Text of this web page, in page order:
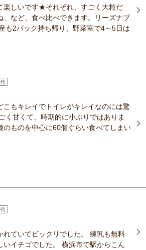
楽しいです★それぞれ、すごく大粒だ
、など、食べ比べできます。リーズナブ
も2パック持ち帰り、野菜室で4～5日は
こもキレイでトイレがキレイなのには驚
く甘くて、時期的に小ぶりではありま
のものを中心に60個ぐらい食べてしまい
れていてビックリでした。 練乳も無料
いイチゴでした。 横浜市で駅からこん